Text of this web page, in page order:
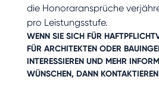
die Honoraransprüche
pro Leistungsstufe.
WENN SIE SICH FÜR
FÜR ARCHITEKTENODER
INTERESSIEREN UND MEHR
WÜNSCHEN, DANN KONTAKTIEREN